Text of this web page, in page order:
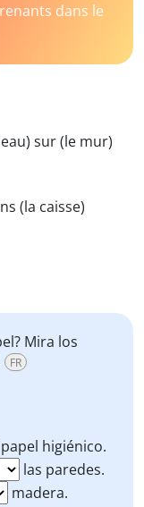
dans le
sur (le mur)
(la caisse)
Mira los
FR
papel higiénico.
las paredes.
madera.